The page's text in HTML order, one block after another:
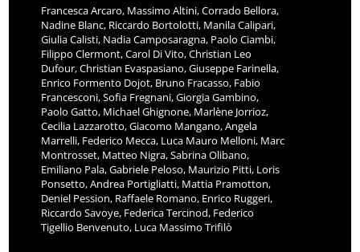
Francesca Arcaro, Massimo Altini, Corrado Bellora,
Nadine Blanc, Riccardo Bortolotti, Manila Calipari,
Giulia Calisti, Nadia Camposaragna, Paolo Ciambi,
Filippo Clermont, Carol Di Vito, Christian Leo
Dufour, Christian Evaspasiano, Giuseppe Farinella,
Enrico Formento Dojot, Bruno Fracasso, Fabio
Francesconi, Sofia Fregnani, Giorgia Gambino,
Paolo Gatto, Michael Ghignone, Marlène Jorrioz,
Cecilia Lazzarotto, Giacomo Mangano, Angela
Marrelli, Federico Mecca, Luca Mauro Melloni, Marc
Montrosset, Matteo Nigra, Sabrina Olibano,
Emiliano Pala, Gabriele Peloso, Maurizio Pitti, Loris
Ponsetto, Andrea Portigliatti, Mattia Pramotton,
Deniel Pession, Raffaele Romano, Enrico Ruggeri,
Riccardo Savoye, Federica Tercinod, Federico
Tigellio Benvenuto, Luca Massimo Trifilò